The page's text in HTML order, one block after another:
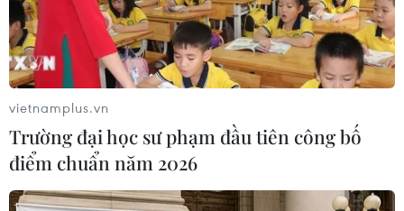
Ông Sharad Jain - Giám đốc Quốc gia của
Mastercard tại Việt Nam, Campuchia và Lào
vietnamplus.vn
Trường đại học sư phạm đầu tiên công bố
điểm chuẩn năm 2026